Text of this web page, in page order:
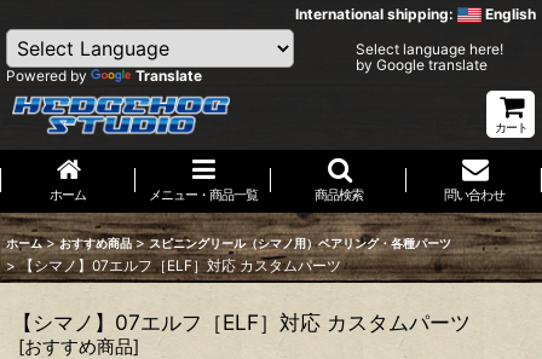
International shipping: English
Powered by Translate
Select language here!
by Google translate
カート
ホーム メニュー・商品一覧 商品検索 問い合わせ
ホーム > おすすめ商品 > スピニングリール（シマノ用）ベアリング・各種パーツ
> 【シマノ】07エルフ［ELF］対応 カスタムパーツ
【シマノ】07エルフ［ELF］対応 カスタムパーツ
[おすすめ商品]